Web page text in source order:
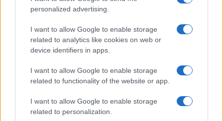
personalized advertising.
I want to allow Google to enable storage
related to analytics like cookies on web or
device identifiers in apps.
I want to allow Google to enable storage
related to functionality of the website or app.
I want to allow Google to enable storage
related to personalization.
Pieve Comics 2026: tutto ciò che devi sapere
sull’evento nerd di Perugia